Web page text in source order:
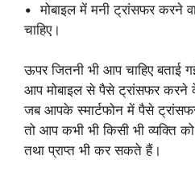
• मोबाइल में मनी ट्रांसफर करने
चाहिए।
ऊपर जितनी भी आप चाहिए बताई
आप मोबाइल से पैसे ट्रांसफर करने
जब आपके स्मार्टफोन में पैसे
तो आप कभी भी किसी भी व्यक्ति
तथा प्राप्त भी कर सकते हैं।